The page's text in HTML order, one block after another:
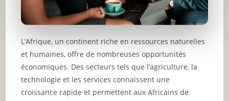
L’Afrique, un continent riche en ressources naturelles
et humaines, offre de nombreuses opportunités
économiques. Des secteurs tels que l’agriculture, la
technologie et les services connaissent une
croissance rapide et permettent aux Africains de